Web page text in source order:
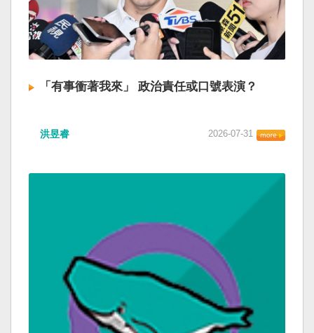
「有事衝著我來」 政治責任或口號表演？
洪昱睿 2026-07-31